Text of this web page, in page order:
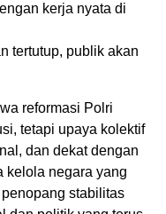
kerja nyata di
tertutup, publik akan
reformasi Polri
tetapi upaya kolektif
dan dekat dengan
kelola negara yang
stabilitas